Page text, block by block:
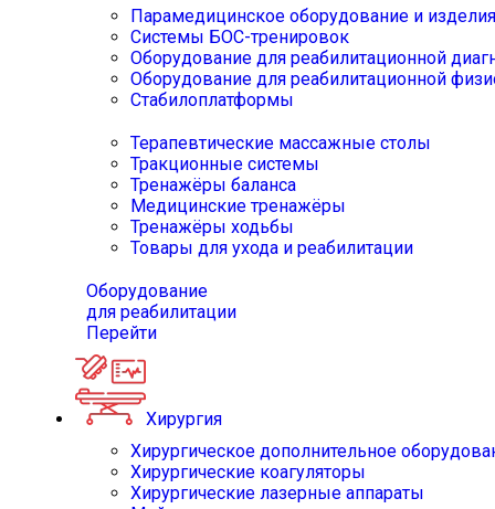
Парамедицинское оборудование и изделия
Системы БОС-тренировок
Оборудование для реабилитационной
Оборудование для реабилитационной
Стабилоплатформы
Терапевтические массажные столы
Тракционные системы
Тренажёры баланса
Медицинские тренажёры
Тренажёры ходьбы
Товары для ухода и реабилитации
Оборудование
для реабилитации
Перейти
Хирургия
Хирургическое дополнительное
Хирургические коагуляторы
Хирургические лазерные аппараты